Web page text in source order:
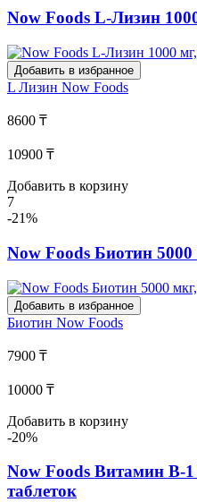
Now Foods L-Лизин
Добавить в избранное
L Лизин Now Foods
8600 ₸
10900 ₸
Добавить в корзину
7
-21%
Now Foods Биотин
Добавить в избранное
Биотин Now Foods
7900 ₸
10000 ₸
Добавить в корзину
-20%
Now Foods Витамин В-
таблеток